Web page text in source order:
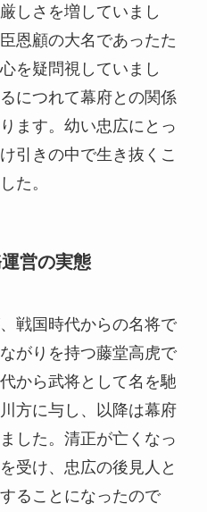
しさを増していまし
恩顧の大名であったた
を疑問視していまし
につれて幕府との関係
ます。幼い忠広にとっ
引きの中で生き抜くこ
た。
営の実態
戦国時代からの名将で
がりを持つ藤堂高虎で
から武将として名を馳
方に与し、以降は幕府
した。清正が亡くなっ
受け、忠広の後見人と
ることになったので